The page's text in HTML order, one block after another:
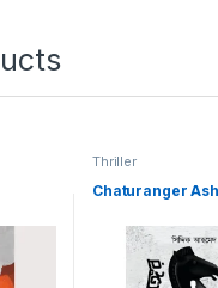
Thriller
Chaturanger